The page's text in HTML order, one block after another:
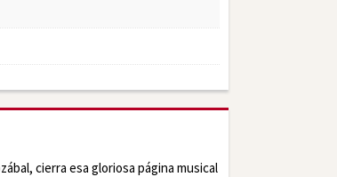
cierra esa gloriosa página musical